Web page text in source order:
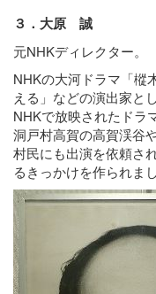
３．大原 誠
元NHKディレクター。
NHKの大河ドラマ「樅
える」などの演出家と
NHKで放映されたドラ
洞戸村高賀の高賀渓谷
村民にも出演を依頼さ
るきっかけを作られまし